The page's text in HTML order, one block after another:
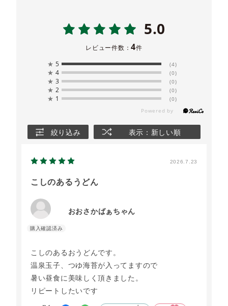
5.0
レビュー件数：4件
★ 5 (4)
★ 4 (0)
★ 3 (0)
★ 2 (0)
★ 1 (0)
絞り込み 表示：新しい順
2026.7.23
こしのあるうどん
おおさかばぁちゃん
こしのあるおうどんです。
温泉玉子、つゆ海苔が入ってますので
暑い昼食に美味しく頂きました。
リピートしたいです